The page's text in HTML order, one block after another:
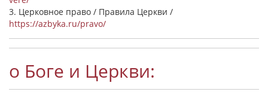
3. Церковное право / Правила Церкви /
https://azbyka.ru/pravo/
о Боге и Церкви: